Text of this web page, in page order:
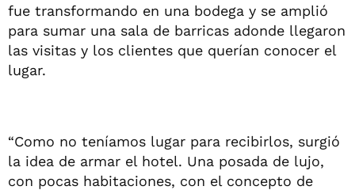
fue transformando en una bodega y se amplió
para sumar una sala de barricas adonde llegaron
las visitas y los clientes que querían conocer el
lugar.
“Como no teníamos lugar para recibirlos, surgió
la idea de armar el hotel. Una posada de lujo,
con pocas habitaciones, con el concepto de